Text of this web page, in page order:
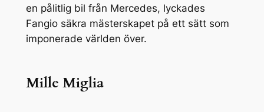
en pålitlig bil från Mercedes, lyckades
Fangio säkra mästerskapet på ett sätt som
imponerade världen över.
Mille Miglia